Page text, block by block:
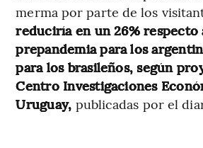
merma por parte de los
reduciría en un 26% respecto
prepandemia para los
para los brasileños, según
Centro Investigaciones
Uruguay, publicadas por el